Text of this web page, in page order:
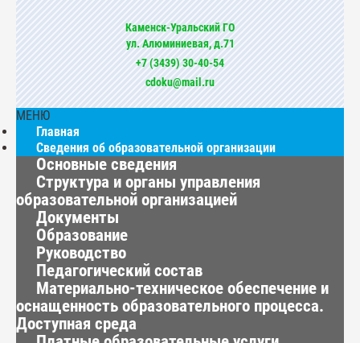
Каменск-Уральский ГО
ул. Алюминиевая, д.71
+7 (3439) 30-40-54
cdoku@mail.ru
МЕНЮ
Главная
Сведения об образовательной организации
Основные сведения
Структура и органы управления
образовательной организацией
Документы
Образование
Руководство
Педагогический состав
Материально-техническое обеспечение и
оснащенность образовательного процесса.
Доступная среда